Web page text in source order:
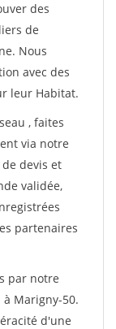
des
de
Nous
avec des
leur Habitat.
, faites
via notre
devis et
validée,
partenaires
par notre
Marigny-50.
d'une